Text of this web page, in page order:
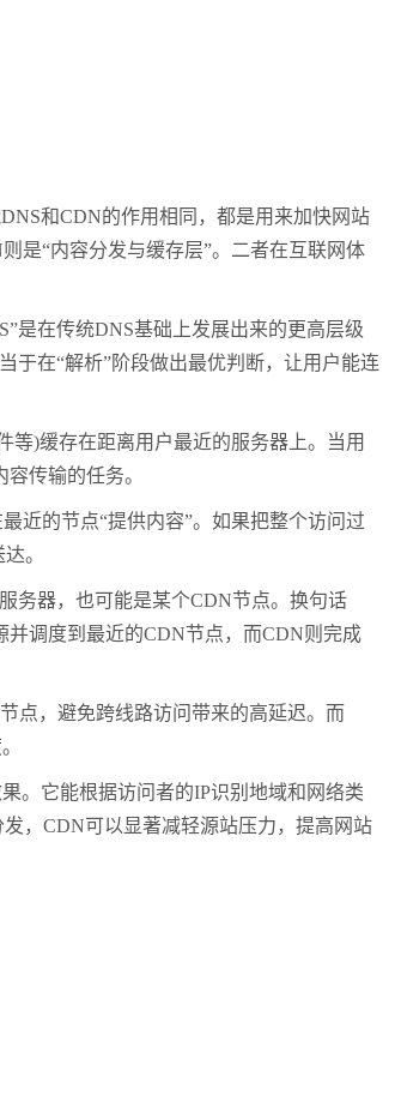
和CDN的作用相同，都是用来加快网站
是“内容分发与缓存层”。二者在互联网体
是在传统DNS基础上发展出来的更高层级
于在“解析”阶段做出最优判断，让用户能连
)缓存在距离用户最近的服务器上。当用
传输的任务。
近的节点“提供内容”。如果把整个访问过
。
务器，也可能是某个CDN节点。换句话
并调度到最近的CDN节点，而CDN则完成
点，避免跨线路访问带来的高延迟。而
。它能根据访问者的IP识别地域和网络类
，CDN可以显著减轻源站压力，提高网站